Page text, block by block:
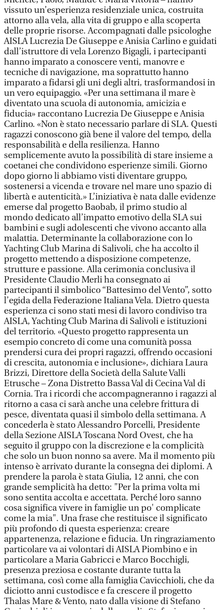
vissuto un’esperienza residenziale unica, costruita
attorno alla vela, alla vita di gruppo e alla scoperta
delle proprie risorse. Accompagnati dalle psicologhe
AISLA Lucrezia De Giuseppe e Anisia Carlino e guidati
dall’istruttore di vela Lorenzo Bigagli, i partecipanti
hanno imparato a conoscere venti, manovre e
tecniche di navigazione, ma soprattutto hanno
imparato a fidarsi gli uni degli altri, trasformandosi in
un vero equipaggio. «Per una settimana il mare è
diventato una scuola di autonomia, amicizia e
fiducia» raccontano Lucrezia De Giuseppe e Anisia
Carlino. «Non è stato necessario parlare di SLA. Questi
ragazzi conoscono già bene il valore del tempo, della
responsabilità e della resilienza. Hanno
semplicemente avuto la possibilità di stare insieme a
coetanei che condividono esperienze simili. Giorno
dopo giorno li abbiamo visti diventare gruppo,
sostenersi a vicenda e trovare nel mare uno spazio di
libertà e autenticità.» L’iniziativa è nata dalle evidenze
emerse dal progetto Baobab, il primo studio al
mondo dedicato all’impatto emotivo della SLA sui
bambini e sugli adolescenti che vivono accanto alla
malattia. Determinante la collaborazione con lo
Yachting Club Marina di Salivoli, che ha accolto il
progetto mettendo a disposizione competenze,
strutture e passione. Alla cerimonia conclusiva il
Presidente Claudio Merli ha consegnato ai
partecipanti il simbolico “Battesimo del Vento”, sotto
l’egida della Federazione Italiana Vela. Dietro questa
esperienza ci sono stati mesi di lavoro condiviso tra
AISLA, Yachting Club Marina di Salivoli e istituzioni
del territorio. «Questo progetto rappresenta un
esempio concreto di come una comunità possa
prendersi cura dei propri ragazzi, offrendo occasioni
di crescita, autonomia e inclusione», dichiara Laura
Brizzi, Direttore della Società della Salute Valli
Etrusche – Zona Distretto Bassa Val di Cecina Val di
Cornia. Tra i ricordi che accompagneranno i ragazzi al
ritorno a casa ci sarà anche una celebre frittura di
pesce, diventata quasi il simbolo della settimana. A
concederla è stato Alessandro Porcelli, Presidente
della Sezione AISLA Toscana Nord Ovest, che ha
seguito il gruppo con la discrezione e la complicità
che solo un buon nonno sa avere. Ma il momento più
intenso è arrivato durante la consegna dei diplomi. A
prendere la parola è stata Giulia, 12 anni, che con
grande semplicità ha detto: "Per la prima volta mi
sono sentita accolta e accettata. Perché loro sanno
cosa significa vivere in famiglie un po' complicate
come la mia". Una frase che restituisce il significato
più profondo di questa esperienza: creare
appartenenza, relazione e fiducia. Un ringraziamento
particolare va ai volontari di AISLA Piombino e in
particolare a Maria Gabricci e Marco Bocchigli,
presenza preziosa e costante durante tutta la
settimana, così come alla famiglia Cavicchioli, che da
diciotto anni custodisce e fa crescere il progetto
Thalas Mare & Vento, nato dalla visione di Stefano